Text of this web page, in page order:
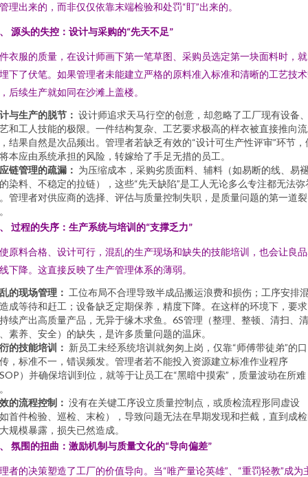
理出来的，而非仅仅依靠末端检验和处罚“盯”出来的。
源头的失控：设计与采购的“先天不足”
衣服的质量，在设计师画下第一笔草图、采购员选定第一块面料时，
下了伏笔。如果管理者未能建立严格的原料准入标准和清晰的工艺技
后续生产就如同在沙滩上盖楼。
与生产的脱节： 设计师追求天马行空的创意，却忽略了工厂现有设备
和工人技能的极限。一件结构复杂、工艺要求极高的样衣被直接推向
结果自然是次品频出。管理者若缺乏有效的“设计可生产性评审”环节，
本应由系统承担的风险，转嫁给了手足无措的员工。
链管理的疏漏： 为压缩成本，采购劣质面料、辅料（如易断的线、易
染料、不稳定的拉链），这些“先天缺陷”是工人无论多么专注都无法弥
管理者对供应商的选择、评估与质量控制失职，是质量问题的第一道裂
过程的失序：生产系统与培训的“支撑乏力”
原料合格、设计可行，混乱的生产现场和缺失的技能培训，也会让良
下降。这直接反映了生产管理体系的薄弱。
的现场管理： 工位布局不合理导致半成品搬运浪费和损伤；工序安排
成等待和赶工；设备缺乏定期保养，精度下降。在这样的环境下，要
续产出高质量产品，无异于缘木求鱼。6S管理（整理、整顿、清扫、清
素养、安全）的缺失，是许多质量问题的温床。
的技能培训： 新员工未经系统培训就匆匆上岗，仅靠“师傅带徒弟”的
，标准不一，错误频发。管理者若不能投入资源建立标准作业程序
）并确保培训到位，就等于让员工在“黑暗中摸索”，质量波动在所难
的流程控制： 没有在关键工序设立质量控制点，或质检流程形同虚设
首件检验、巡检、末检），导致问题无法在早期发现和拦截，直到成
规模暴露，损失已然造成。
氛围的扭曲：激励机制与质量文化的“导向偏差”
者的决策塑造了工厂的价值导向。当“唯产量论英雄”、“重罚轻教”成为